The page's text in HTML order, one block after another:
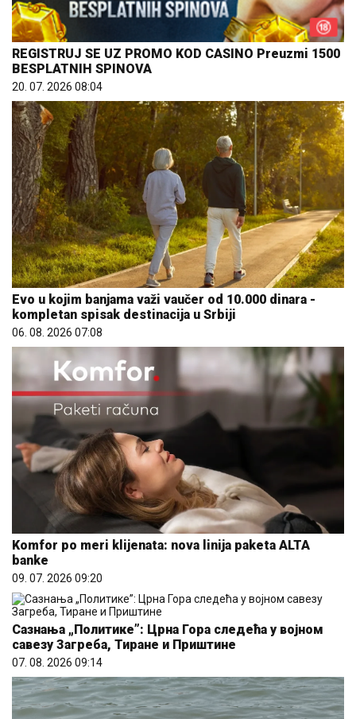
REGISTRUJ SE UZ PROMO KOD CASINO Preuzmi 1500
BESPLATNIH SPINOVA
20. 07. 2026 08:04
Evo u kojim banjama važi vaučer od 10.000 dinara -
kompletan spisak destinacija u Srbiji
06. 08. 2026 07:08
Komfor po meri klijenata: nova linija paketa ALTA
banke
09. 07. 2026 09:20
Сазнања „Политике”: Црна Гора следећа у војном
савезу Загреба, Тиране и Приштине
07. 08. 2026 09:14